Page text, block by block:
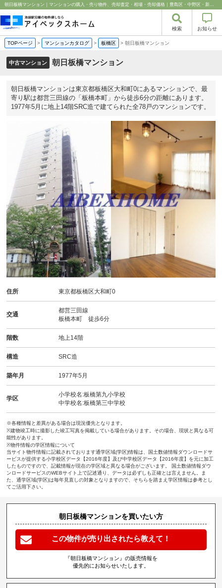
朝日板橋マンション｜マンションの購入・売り物件、売却査定・相場・売却価格｜豊島区・中野区・新宿区の中古マンション・リノベーション情報なら池袋のアイベックスホーム！
検索 お知らせ
TOPページ > マンションカタログ > 板橋区 > 朝日板橋マンション
中古マンション 朝日板橋マンション
朝日板橋マンションは東京都板橋区大和町0にあるマンションで、最
寄り駅は都営三田線の「板橋本町」から徒歩6分の距離にあります。
1977年5月に地上14階SRC造で建てられた全78戸のマンションです。
住所 東京都板橋区大和町0
交通
都営三田線
板橋本町 徒歩6分
階数 地上14階
構造 SRC造
築年月 1977年5月
学区
小学校名:板橋第九小学校
中学校名:板橋第三中学校
※各種情報と差異がある場合は現況優先となります。
※建物竣工時に撮影した竣工写真を掲載している場合があります。その場合、現状と異なる可
能性があります。
※物件情報の学区情報について
当サイト物件情報に記載されております通学区域(学区)情報は、国土数値情報ダウンロードサ
ービスが提供する小学校区データ【2016年度】及び中学校区データ【2016年度】を元に加工
したものですので、記載情報が現在の学区域と異なる場合がございます。 国土数値情報ダウ
ンロードサービスのWEBサイト上で記述通り、データは必ずしも正確とは言えません。ま
た、通学区域(学区)は毎年見直しの対象となりますので、そちらを踏まえ学区情報は参考とし
てご活用下さい。
朝日板橋マンションを買いたい方
この物件が売り出されたら教えて！
『朝日板橋マンション』の販売情報を
優先的にお知らせいたします。